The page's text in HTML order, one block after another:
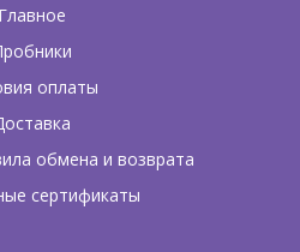
Главное
оплаты
обмена и возврата
сертификаты